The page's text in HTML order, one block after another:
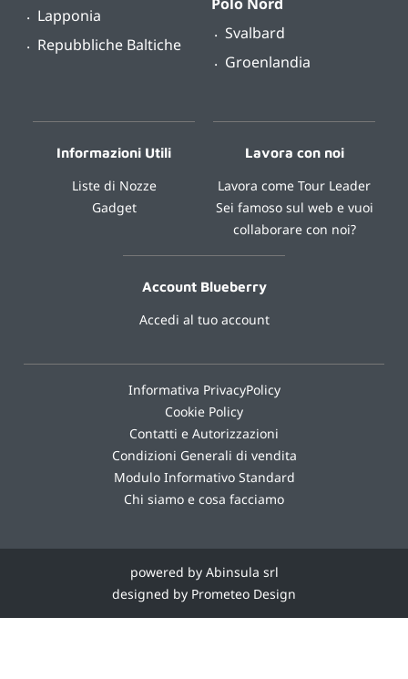
Lapponia
Repubbliche Baltiche
Svalbard
Groenlandia
Informazioni Utili
Liste di Nozze
Gadget
Lavora con noi
Lavora come Tour Leader
Sei famoso sul web e vuoi
collaborare con noi?
Account Blueberry
Accedi al tuo account
Informativa PrivacyPolicy
Cookie Policy
Contatti e Autorizzazioni
Condizioni Generali di vendita
Modulo Informativo Standard
Chi siamo e cosa facciamo
powered by Abinsula srl
designed by Prometeo Design